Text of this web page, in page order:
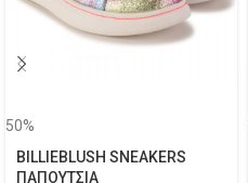
50%
BILLIEBLUSH SNEAKERS
ΠΑΠΟΥΤΣΙΑ